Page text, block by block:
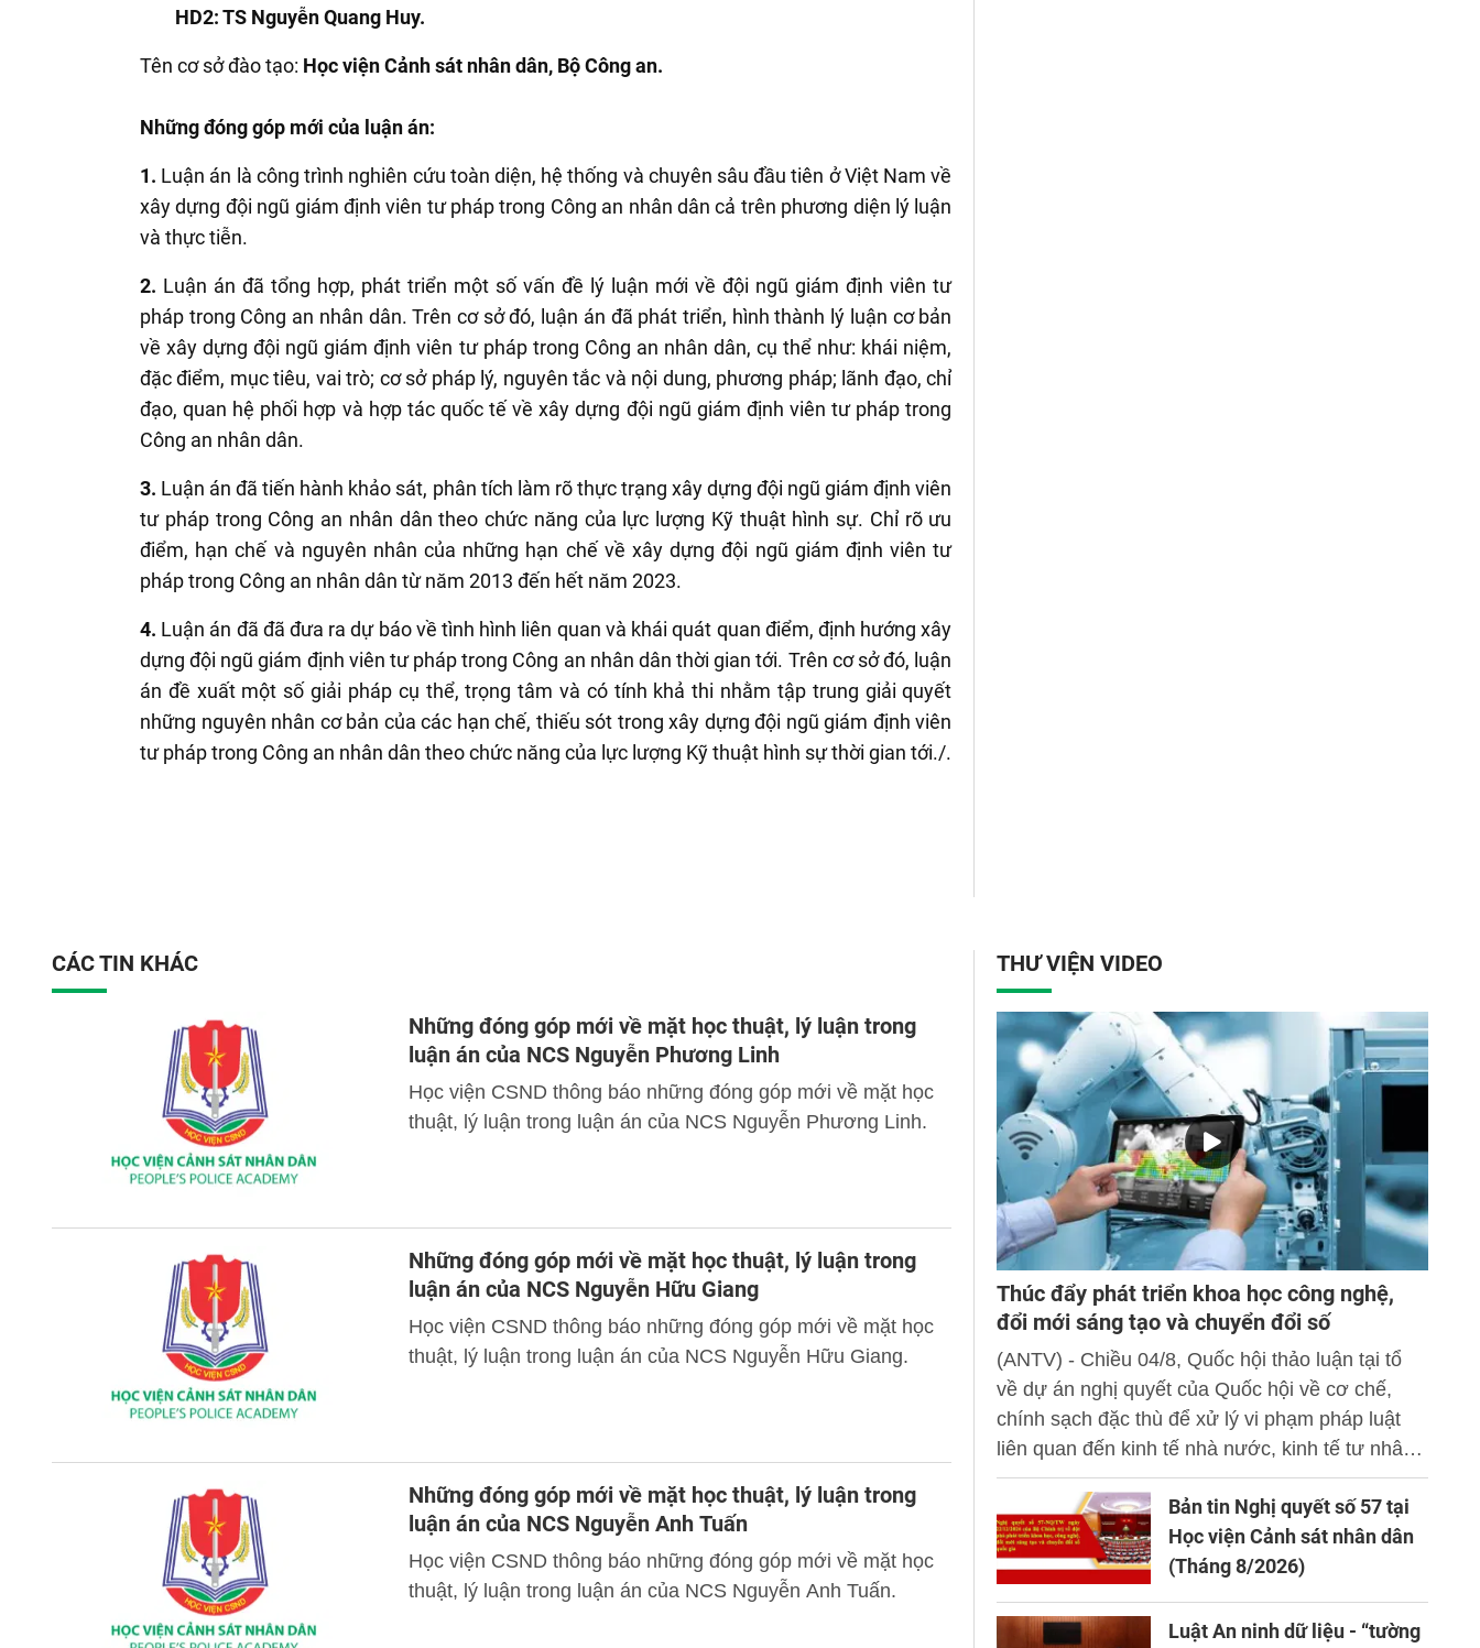
HD2: TS Nguyễn Quang Huy.
Tên cơ sở đào tạo: Học viện Cảnh sát nhân dân, Bộ Công an.
Những đóng góp mới của luận án:
1. Luận án là công trình nghiên cứu toàn diện, hệ thống và chuyên sâu đầu tiên ở Việt Nam về
xây dựng đội ngũ giám định viên tư pháp trong Công an nhân dân cả trên phương diện lý luận
và thực tiễn.
2. Luận án đã tổng hợp, phát triển một số vấn đề lý luận mới về đội ngũ giám định viên tư
pháp trong Công an nhân dân. Trên cơ sở đó, luận án đã phát triển, hình thành lý luận cơ bản
về xây dựng đội ngũ giám định viên tư pháp trong Công an nhân dân, cụ thể như: khái niệm,
đặc điểm, mục tiêu, vai trò; cơ sở pháp lý, nguyên tắc và nội dung, phương pháp; lãnh đạo, chỉ
đạo, quan hệ phối hợp và hợp tác quốc tế về xây dựng đội ngũ giám định viên tư pháp trong
Công an nhân dân.
3. Luận án đã tiến hành khảo sát, phân tích làm rõ thực trạng xây dựng đội ngũ giám định viên
tư pháp trong Công an nhân dân theo chức năng của lực lượng Kỹ thuật hình sự. Chỉ rõ ưu
điểm, hạn chế và nguyên nhân của những hạn chế về xây dựng đội ngũ giám định viên tư
pháp trong Công an nhân dân từ năm 2013 đến hết năm 2023.
4. Luận án đã đã đưa ra dự báo về tình hình liên quan và khái quát quan điểm, định hướng xây
dựng đội ngũ giám định viên tư pháp trong Công an nhân dân thời gian tới. Trên cơ sở đó, luận
án đề xuất một số giải pháp cụ thể, trọng tâm và có tính khả thi nhằm tập trung giải quyết
những nguyên nhân cơ bản của các hạn chế, thiếu sót trong xây dựng đội ngũ giám định viên
tư pháp trong Công an nhân dân theo chức năng của lực lượng Kỹ thuật hình sự thời gian tới./.
CÁC TIN KHÁC
Những đóng góp mới về mặt học thuật, lý luận trong
luận án của NCS Nguyễn Phương Linh
Học viện CSND thông báo những đóng góp mới về mặt học
thuật, lý luận trong luận án của NCS Nguyễn Phương Linh.
Những đóng góp mới về mặt học thuật, lý luận trong
luận án của NCS Nguyễn Hữu Giang
Học viện CSND thông báo những đóng góp mới về mặt học
thuật, lý luận trong luận án của NCS Nguyễn Hữu Giang.
Những đóng góp mới về mặt học thuật, lý luận trong
luận án của NCS Nguyễn Anh Tuấn
Học viện CSND thông báo những đóng góp mới về mặt học
thuật, lý luận trong luận án của NCS Nguyễn Anh Tuấn.
THƯ VIỆN VIDEO
Thúc đẩy phát triển khoa học công nghệ,
đổi mới sáng tạo và chuyển đổi số
(ANTV) - Chiều 04/8, Quốc hội thảo luận tại tổ
về dự án nghị quyết của Quốc hội về cơ chế,
chính sạch đặc thù để xử lý vi phạm pháp luật
liên quan đến kinh tế nhà nước, kinh tế tư nhân
và ứng dụng khoa học công nghệ, đổi mới sáng
tạo và chuyển đổi số.Bản tin Nghị quyết số 57 tại
Học viện Cảnh sát nhân dân
(Tháng 8/2026)
Luật An ninh dữ liệu - “tường